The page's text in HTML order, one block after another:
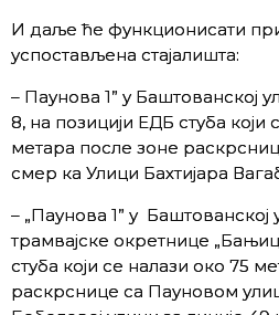
И даље ће функционисати
успостављена стајалишта:
– Паунова 1” у Баштованској
8, на позицији ЕДБ стуба који
метара после зоне
смер ка Улици Бахтијара
– „Паунова 1” у Баштованској
трамвајске окретнице
стуба који се налази око 75
раскрснице са Пауновом